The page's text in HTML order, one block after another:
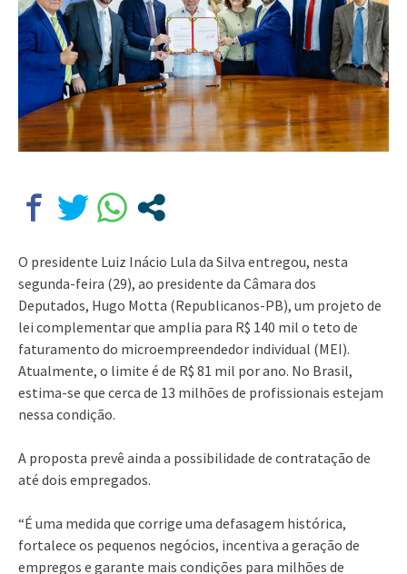
O presidente Luiz Inácio Lula da Silva entregou, nesta
segunda-feira (29), ao presidente da Câmara dos
Deputados, Hugo Motta (Republicanos-PB), um projeto de
lei complementar que amplia para R$ 140 mil o teto de
faturamento do microempreendedor individual (MEI).
Atualmente, o limite é de R$ 81 mil por ano. No Brasil,
estima-se que cerca de 13 milhões de profissionais estejam
nessa condição.
A proposta prevê ainda a possibilidade de contratação de
até dois empregados.
“É uma medida que corrige uma defasagem histórica,
fortalece os pequenos negócios, incentiva a geração de
empregos e garante mais condições para milhões de